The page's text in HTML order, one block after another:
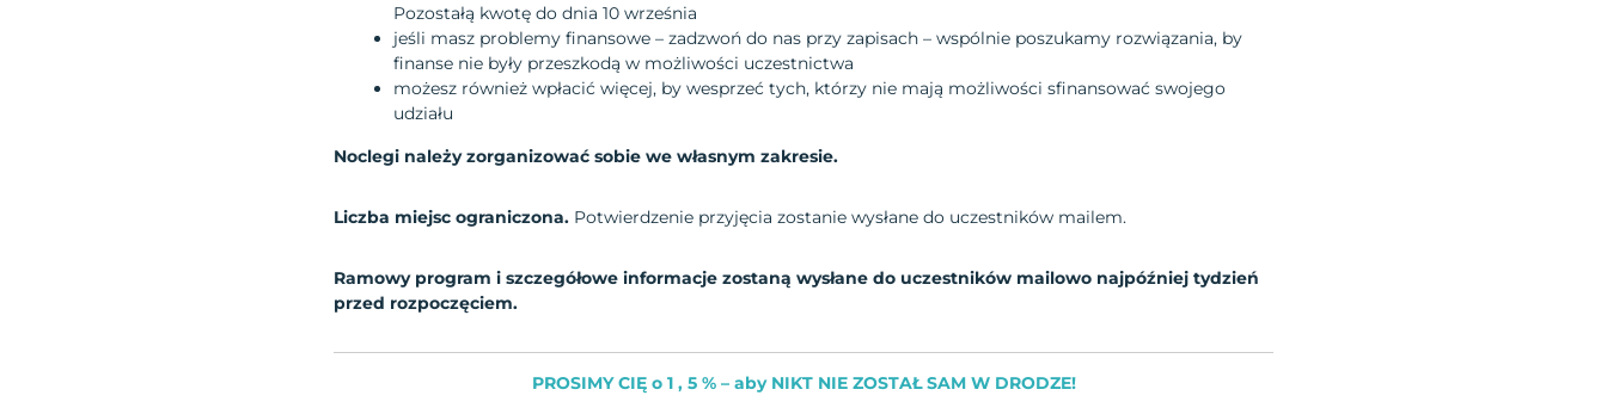
Pozostałą kwotę do dnia 10 września
jeśli masz problemy finansowe – zadzwoń do nas przy zapisach – wspólnie poszukamy rozwiązania, by
finanse nie były przeszkodą w możliwości uczestnictwa
możesz również wpłacić więcej, by wesprzeć tych, którzy nie mają możliwości sfinansować swojego
udziału
Noclegi należy zorganizować sobie we własnym zakresie.
Liczba miejsc ograniczona. Potwierdzenie przyjęcia zostanie wysłane do uczestników mailem.
Ramowy program i szczegółowe informacje zostaną wysłane do uczestników mailowo najpóźniej tydzień
przed rozpoczęciem.
PROSIMY CIĘ o 1 , 5 % – aby NIKT NIE ZOSTAŁ SAM W DRODZE!